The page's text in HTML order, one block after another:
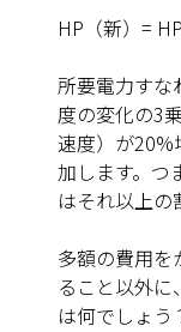
HP （新）=
所要電力すな
度の変化の3
速度）が20%
加します。つ
はそれ以上の
多額の費用を
ること以外
は何でしょう